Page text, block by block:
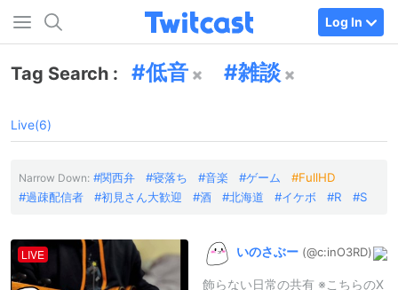
Log In
Tag Search : 低音 雑談
Live(6)
Narrow Down: 関西弁 寝落ち 音楽 ゲーム
FullHD
過疎配信者
初見さん大歓迎 酒 北海道 イケボ R S
LIVE いのさぶー (@c:inO3RD)
飾らない日常の共有 ※こちらのX